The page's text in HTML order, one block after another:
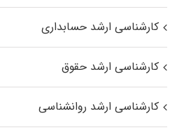
کارشناسی ارشد حسابداری
کارشناسی ارشد حقوق
کارشناسی ارشد روانشناسی